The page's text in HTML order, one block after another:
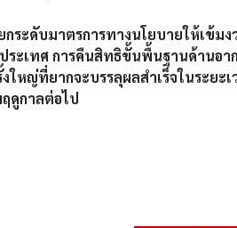
ระดับมาตรการทางนโยบายให้เข้มง
ระเทศ การคืนสิทธิขั้นพื้นฐานด้านอา
หญ่ที่ยากจะบรรลุผลสำเร็จในระยะเ
ดูกาลต่อไป